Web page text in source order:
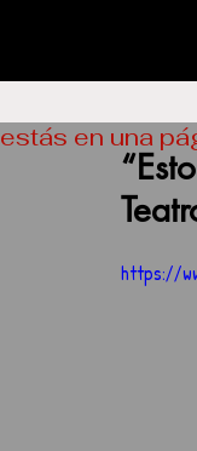
https://
estás en una